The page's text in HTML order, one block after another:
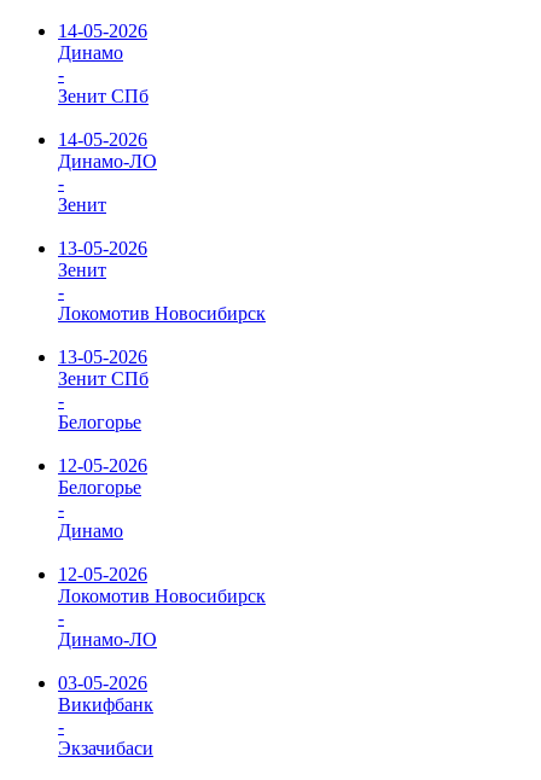
14-05-2026
Динамо
-
Зенит СПб
14-05-2026
Динамо-ЛО
-
Зенит
13-05-2026
Зенит
-
Локомотив Новосибирск
13-05-2026
Зенит СПб
-
Белогорье
12-05-2026
Белогорье
-
Динамо
12-05-2026
Локомотив Новосибирск
-
Динамо-ЛО
03-05-2026
Викифбанк
-
Экзачибаси